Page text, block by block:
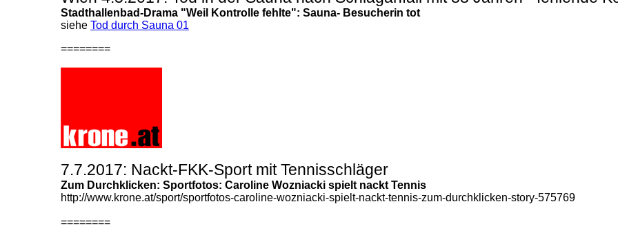
Stadthallenbad-Drama "Weil Kontrolle fehlte": Sauna- Besucherin tot
siehe Tod durch Sauna 01
========
7.7.2017: Nackt-FKK-Sport mit Tennisschläger
Zum Durchklicken: Sportfotos: Caroline Wozniacki spielt nackt Tennis
http://www.krone.at/sport/sportfotos-caroline-wozniacki-spielt-nackt-tennis-zum-durchklicken-story-575769
========